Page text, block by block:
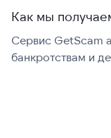
Как мы
Сервис GetScam
банкротствам и